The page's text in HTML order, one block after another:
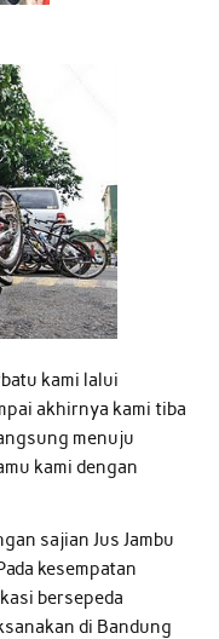
kami lalui
akhirnya kami tiba
menuju
kami dengan
sajian Jus Jambu
kesempatan
bersepeda
di Bandung